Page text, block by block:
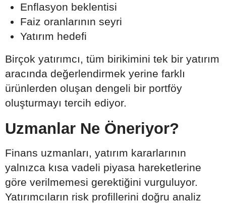
Enflasyon beklentisi
Faiz oranlarının seyri
Yatırım hedefi
Birçok yatırımcı, tüm birikimini tek bir yatırım
aracında değerlendirmek yerine farklı
ürünlerden oluşan dengeli bir portföy
oluşturmayı tercih ediyor.
Uzmanlar Ne Öneriyor?
Finans uzmanları, yatırım kararlarının
yalnızca kısa vadeli piyasa hareketlerine
göre verilmemesi gerektiğini vurguluyor.
Yatırımcıların risk profillerini doğru analiz